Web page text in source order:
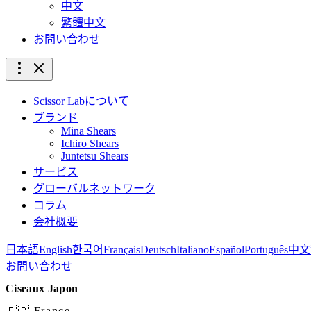
中文
繁體中文
お問い合わせ
Scissor Labについて
ブランド
Mina Shears
Ichiro Shears
Juntetsu Shears
サービス
グローバルネットワーク
コラム
会社概要
日本語English한국어FrançaisDeutschItalianoEspañolPortuguês中文
お問い合わせ
Ciseaux Japon